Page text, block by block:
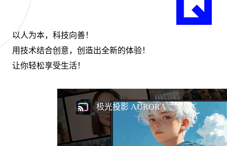
以人为本，科技向善！
用技术结合创意，创造出全新的体验！
让你轻松享受生活！
极光投影 AURORA